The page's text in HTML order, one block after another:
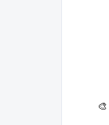
🎨